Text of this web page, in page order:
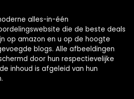
alles-in-één
die de beste deals
op amazon en u op de hoogte
blogs. Alle afbeeldingen
door hun respectievelijke
inhoud is afgeleid van hun